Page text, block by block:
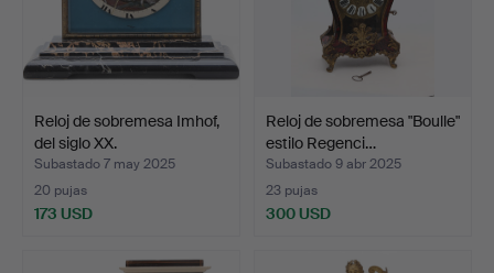
Reloj de sobremesa Imhof,
del siglo XX.
Subastado 7 may 2025
20 pujas
173 USD
Reloj de sobremesa "Boulle"
estilo Regenci…
Subastado 9 abr 2025
23 pujas
300 USD